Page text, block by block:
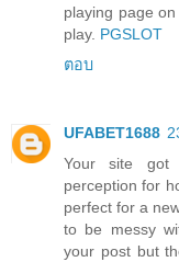
playing page
play. PGSLOT
ตอบ
UFABET1688
Your site got
perception for
perfect for a
to be messy
your post but